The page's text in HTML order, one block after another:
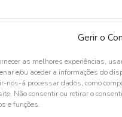
Gerir o
as melhores experiências,
e/ou aceder a informações do
nos-á processar dados, como
Não consentir ou retirar o
e funções.